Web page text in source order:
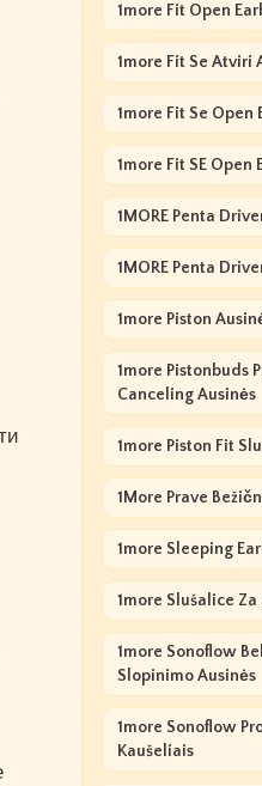
1more Fit Open
1more Fit Se Atviri
1more Fit Se Open
1more Fit SE Open
1MORE Penta
1MORE Penta
1more Piston
1more Pistonbuds
Canceling Ausinės
1more Piston Fit
1More Prave
1more Sleeping
1more Slušalice
1more Sonoflow
Slopinimo Ausinės
1more Sonoflow
Kaušeliais